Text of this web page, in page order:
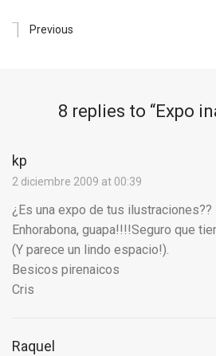
Previous
8 replies to “Expo
kp
2 diciembre 2009 at 00:39
¿Es una expo de tus ilustraciones??
Enhorabona, guapa!!!!Seguro que
(Y parece un lindo espacio!).
Besicos pirenaicos
Cris
Raquel